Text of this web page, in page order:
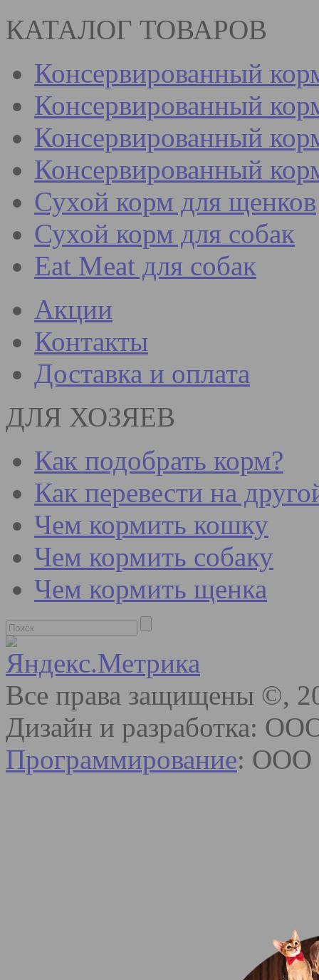
КАТАЛОГ ТОВАРОВ
Консервированный
Консервированный
Консервированный
Консервированный
Сухой корм для щенков
Сухой корм для собак
Eat Meat для собак
Акции
Контакты
Доставка и оплата
ДЛЯ ХОЗЯЕВ
Как подобрать корм?
Как перевести на
Чем кормить кошку
Чем кормить собаку
Чем кормить щенка
Все права защищены ©,
Дизайн и разработка:
Программирование: ООО